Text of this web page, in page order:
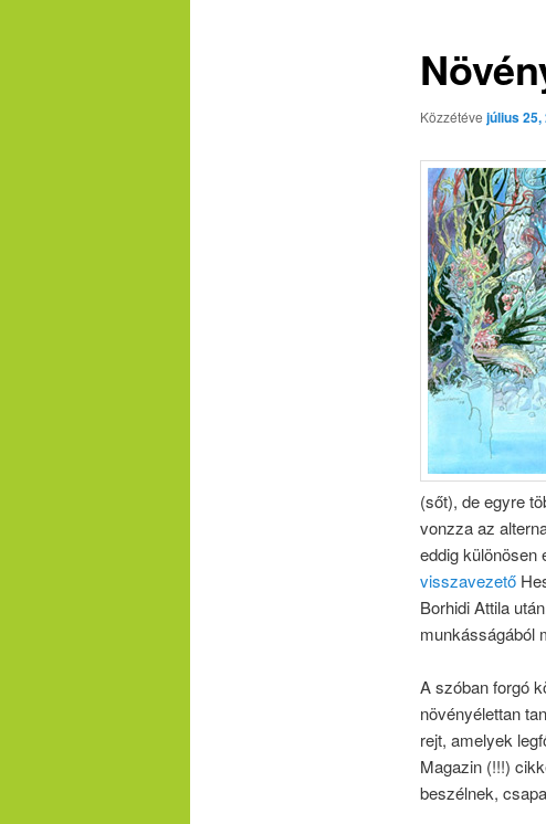
Közzétéve július 25,
(sőt), de egyre
vonzza az
eddig különösen
visszavezető
Borhidi Attila
munkásságából
A szóban forgó
növényélettan
rejt, amelyek
Magazin (!!!)
beszélnek,